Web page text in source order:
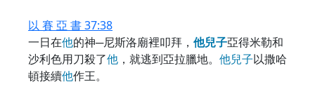
以 賽 亞 書 37:38
一日在他的神─尼斯洛廟裡叩拜， 他兒子亞得米勒和
沙利色用刀殺了他 ，就逃到亞拉臘地。 他兒子以撒哈
頓接續他作王。